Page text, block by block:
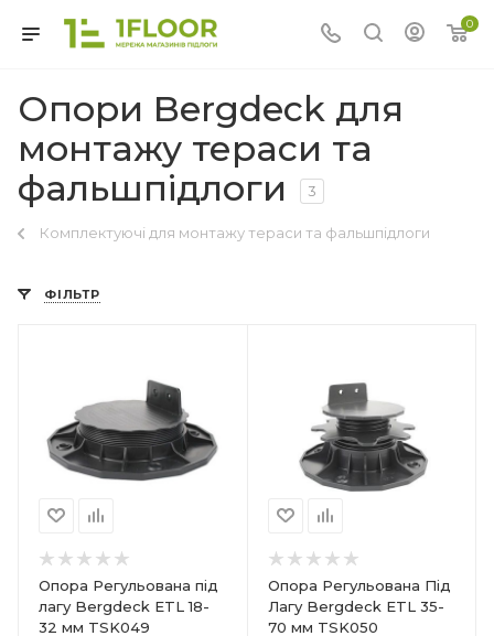
0
Опори Bergdeck для
монтажу тераси та
фальшпідлоги
3
Комплектуючі для монтажу тераси та фальшпідлоги
ФІЛЬТР
Опора Регульована під
лагу Bergdeck ETL 18-
32 мм TSK049
Висота
35-70 мм
Ширина
100 мм (діаметр
вершини), 160 мм
Матеріал
Поліпропілен
Призначення
Опора Регульована Під
Лагу Bergdeck ETL 35-
70 мм TSK050